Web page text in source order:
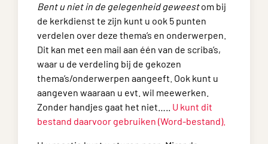
Bent u niet in de gelegenheid geweestom bij
de kerkdienst te zijn kunt u ook 5 punten
verdelen over deze thema’s en onderwerpen.
Dit kan met een mail aan één van de scriba’s,
waar u de verdeling bij de gekozen
thema’s/onderwerpen aangeeft. Ook kunt u
aangeven waaraan u evt. wil meewerken.
Zonder handjes gaat het niet….. U kunt dit
bestand daarvoor gebruiken (Word-bestand).